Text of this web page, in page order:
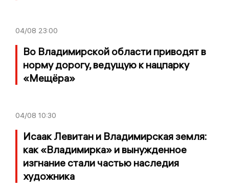
04/08 23:00
Во Владимирской области приводят в
норму дорогу, ведущую к нацпарку
«Мещёра»
04/08 10:30
Исаак Левитан и Владимирская земля:
как «Владимирка» и вынужденное
изгнание стали частью наследия
художника